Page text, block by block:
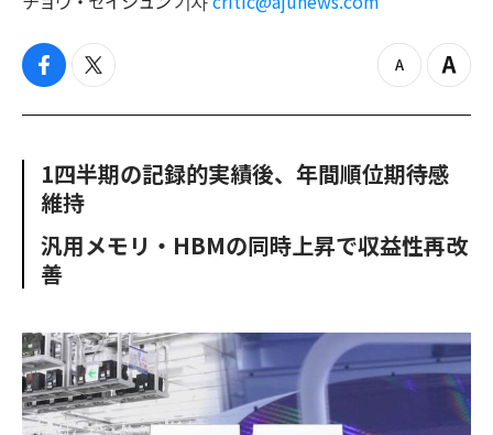
f
c
o
o
k
t
i
e
z
o
u
Z
o
n
1四半期の記録的実績後、年間順位期待感
維持
汎用メモリ・HBMの同時上昇で収益性再改
善